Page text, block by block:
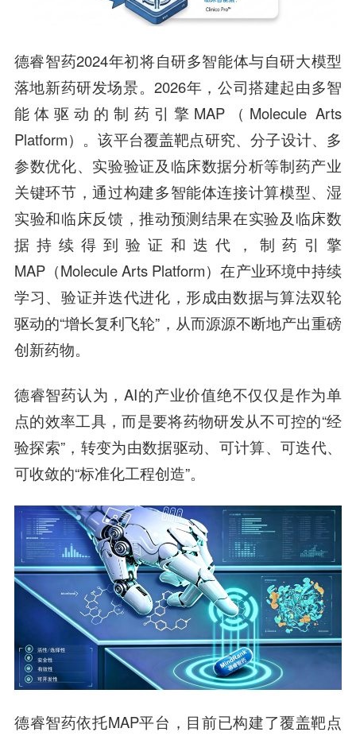
德睿智药2024年初将自研多智能体与自研大模型
落地新药研发场景。2026年，公司搭建起由多智
能体驱动的制药引擎MAP（Molecule Arts
Platform）。该平台覆盖靶点研究、分子设计、多
参数优化、实验验证及临床数据分析等制药产业
关键环节，通过构建多智能体连接计算模型、湿
实验和临床反馈，推动预测结果在实验及临床数
据持续得到验证和迭代，制药引擎
MAP（Molecule Arts Platform）在产业环境中持续
学习、验证并迭代进化，形成由数据与算法双轮
驱动的“增长复利飞轮”，从而源源不断地产出重磅
创新药物。
德睿智药认为，AI的产业价值绝不仅仅是作为单
点的效率工具，而是要将药物研发从不可控的“经
验探索”，转变为由数据驱动、可计算、可迭代、
可收敛的“标准化工程创造”。
德睿智药依托MAP平台，目前已构建了覆盖靶点